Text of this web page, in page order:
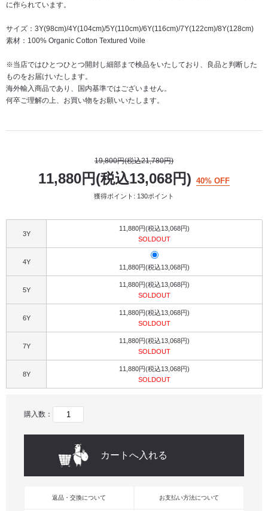
に作られています。
サイズ：3Y(98cm)/4Y(104cm)/5Y(110cm)/6Y(116cm)/7Y(122cm)/8Y(128cm)
素材：100% Organic Cotton Textured Voile
※当店ではひとつひとつ開封し細部まで検品をいたしており、良品と判断した
ものをお届けいたします。
海外輸入商品であり、国内基準ではございません。
何卒ご理解の上、お買い物をお願いいたします。
19,800円(税込21,780円)
11,880円(税込13,068円) 40% OFF
獲得ポイント: 130ポイント
3Y
11,880円(税込13,068円)
SOLDOUT
4Y
11,880円(税込13,068円)
5Y
11,880円(税込13,068円)
SOLDOUT
6Y
11,880円(税込13,068円)
SOLDOUT
7Y
11,880円(税込13,068円)
SOLDOUT
8Y
11,880円(税込13,068円)
SOLDOUT
購入数：
返品・交換について お支払い方法について